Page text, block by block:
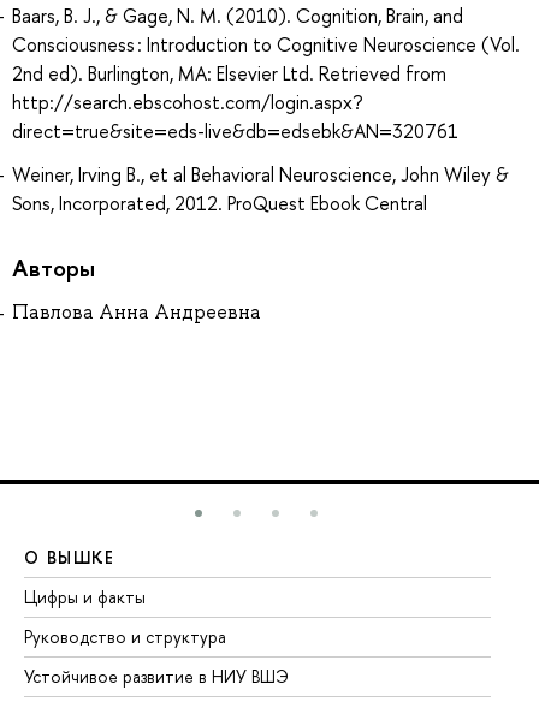
Baars, B. J., & Gage, N. M. (2010). Cognition, Brain, and
Consciousness : Introduction to Cognitive Neuroscience (Vol.
2nd ed). Burlington, MA: Elsevier Ltd. Retrieved from
http://search.ebscohost.com/login.aspx?
direct=true&site=eds-live&db=edsebk&AN=320761
Weiner, Irving B., et al Behavioral Neuroscience, John Wiley &
Sons, Incorporated, 2012. ProQuest Ebook Central
Авторы
Павлова Анна Андреевна
О ВЫШКЕ
Цифры и факты
Руководство и структура
Устойчивое развитие в НИУ ВШЭ